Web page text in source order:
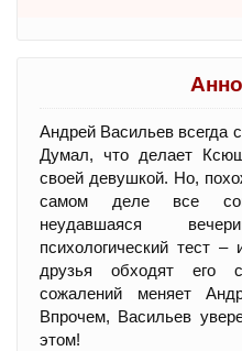
Андрей Васильев всегда
Думал, что делает
своей девушкой. Но,
самом деле все
неудавшаяся
психологический тест
друзья обходят его
сожалений меняет
Впрочем, Васильев
этом!